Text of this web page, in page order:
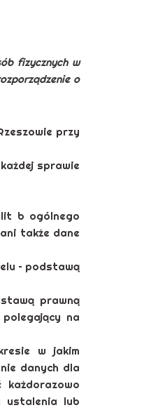
fizycznych w
o
przy
sprawie
b ogólnego
także dane
– podstawą
prawną
na
w jakim
danych dla
ustalenia lub